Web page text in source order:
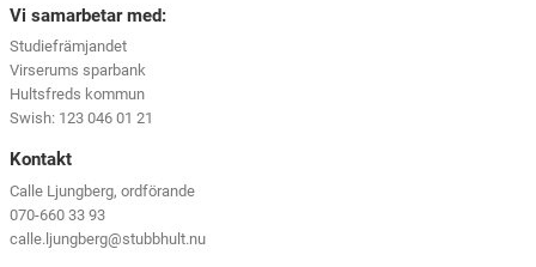
Vi samarbetar med:
Studiefrämjandet
Virserums sparbank
Hultsfreds kommun
Swish: 123 046 01 21
Kontakt
Calle Ljungberg, ordförande
070-660 33 93
calle.ljungberg@stubbhult.nu